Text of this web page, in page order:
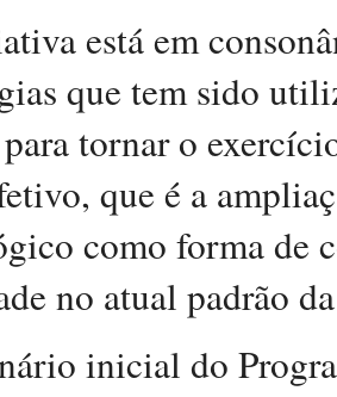
está em
que tem sido
tornar o
que é a
como forma de
no atual padrão
inicial do